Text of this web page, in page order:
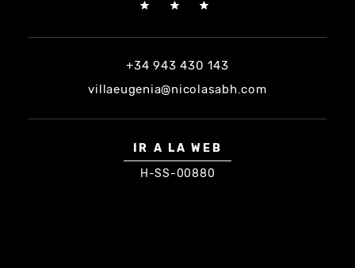
+34 943 430 143
villaeugenia@nicolasabh.com
IR A LA WEB
H-SS-00880